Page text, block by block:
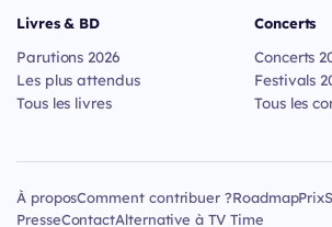
Livres & BD
Parutions 2026
Les plus attendus
Tous les livres
Concerts
Concerts
Festivals
Tous les
À proposComment contribuer ?RoadmapPrix
PresseContactAlternative à TV Time